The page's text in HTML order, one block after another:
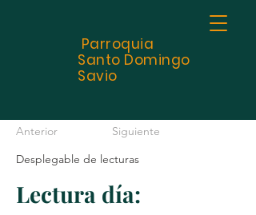
Parroquia
Santo Domingo
Savio
Anterior
Siguiente
Desplegable de lecturas
Lectura día: